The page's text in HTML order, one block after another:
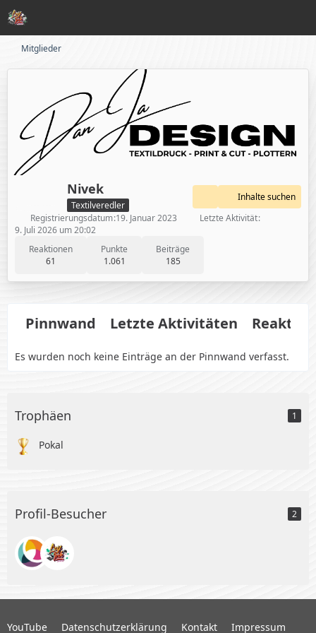
Mitglieder
Nivek
Textilveredler
Reaktionen
61
Punkte
1.061
Beiträge
185
Inhalte suchen
Registrierungsdatum 19. Januar 2023
Letzte Aktivität
9. Juli 2026 um 20:02
Pinnwand Letzte Aktivitäten
Es wurden noch keine Einträge an der Pinnwand verfasst.
Trophäen 1
Pokal
Profil-Besucher 2
YouTube Datenschutzerklärung Kontakt Impressum